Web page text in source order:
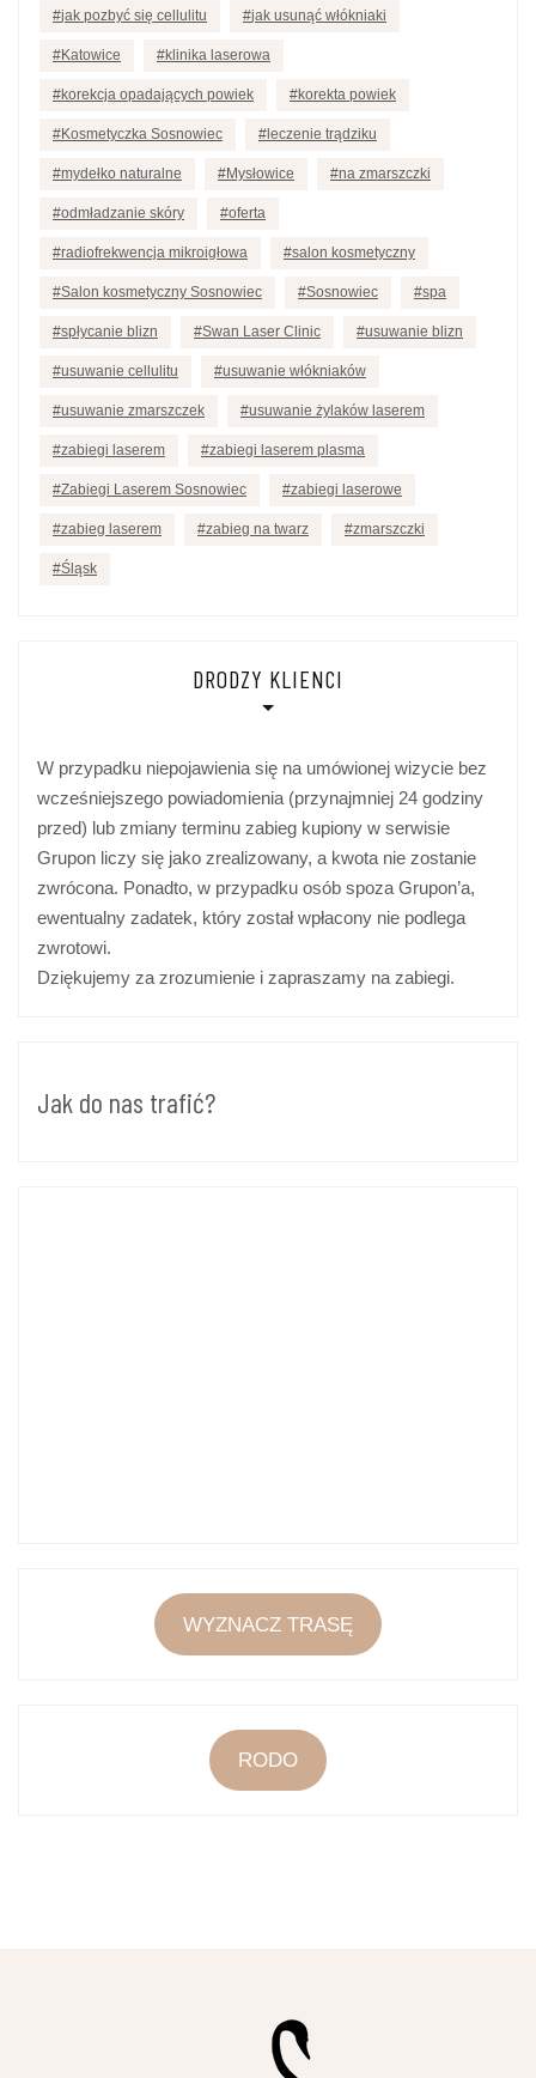
jak pozbyć się cellulitu jak usunąć włókniaki
Katowice klinika laserowa
korekcja opadających powiek korekta powiek
Kosmetyczka Sosnowiec leczenie trądziku
mydełko naturalne Mysłowice na zmarszczki
odmładzanie skóry oferta
radiofrekwencja mikroigłowa salon kosmetyczny
Salon kosmetyczny Sosnowiec Sosnowiec spa
spłycanie blizn Swan Laser Clinic usuwanie blizn
usuwanie cellulitu usuwanie włókniaków
usuwanie zmarszczek usuwanie żylaków laserem
zabiegi laserem zabiegi laserem plasma
Zabiegi Laserem Sosnowiec zabiegi laserowe
zabieg laserem zabieg na twarz zmarszczki
Śląsk
DRODZY KLIENCI
W przypadku niepojawienia się na umówionej wizycie bez
wcześniejszego powiadomienia (przynajmniej 24 godziny
przed) lub zmiany terminu zabieg kupiony w serwisie
Grupon liczy się jako zrealizowany, a kwota nie zostanie
zwrócona. Ponadto, w przypadku osób spoza Grupon’a,
ewentualny zadatek, który został wpłacony nie podlega
zwrotowi.
Dziękujemy za zrozumienie i zapraszamy na zabiegi.
Jak do nas trafić?
WYZNACZ TRASĘ
RODO